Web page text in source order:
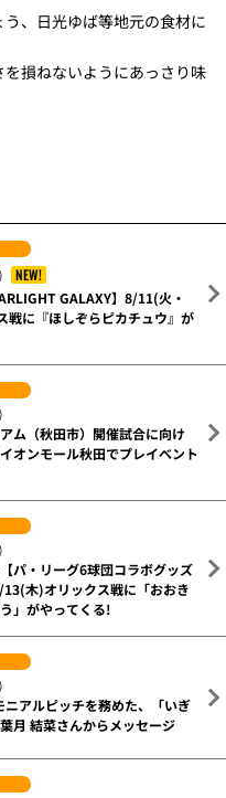
、日光ゆば等地元の食材に
損ねないようにあっさり味
NEW!
GALAXY】8/11(火・
戦に『ほしぞらピカチュウ』が
ム（秋田市）開催試合に向け
オンモール秋田でプレイベント
パ・リーグ6球団コラボグッズ
木)オリックス戦に「おおき
」がやってくる!
アルピッチを務めた、「いぎ
月 結菜さんからメッセージ